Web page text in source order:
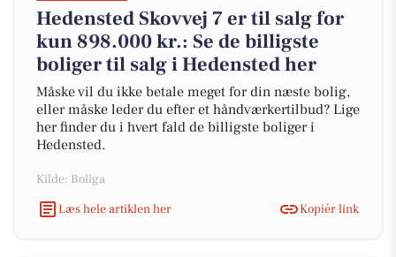
Hedensted Skovvej 7 er til salg for
kun 898.000 kr.: Se de billigste
boliger til salg i Hedensted her
Måske vil du ikke betale meget for din næste bolig,
eller måske leder du efter et håndværkertilbud? Lige
her finder du i hvert fald de billigste boliger i
Hedensted.
Kilde: Boliga
Læs hele artiklen her
Kopiér link